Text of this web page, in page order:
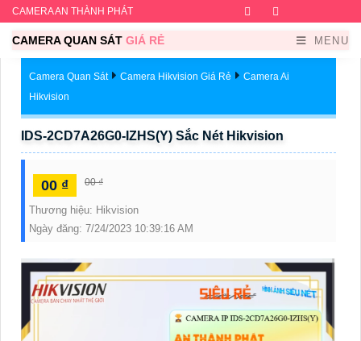
CAMERA AN THÀNH PHÁT Facebook
CAMERA QUAN SÁT GIÁ RẺ MENU
Camera Quan Sát Camera Hikvision Giá Rẻ
Camera Ai
Hikvision
IDS-2CD7A26G0-IZHS(Y) Sắc Nét Hikvision
00 ₫ 00 ₫
Thương hiệu: Hikvision
Ngày đăng: 7/24/2023 10:39:16 AM